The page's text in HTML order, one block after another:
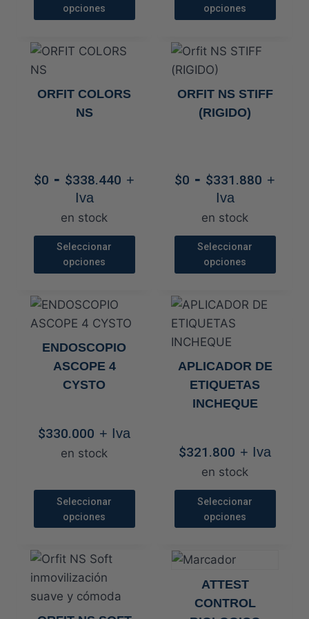
de
de
opciones
producto
variantes.
Las
pueden
elegir
en
la
página
de
opciones
producto
variantes.
Las
pueden
elegir
en
la
página
de
ORFIT COLORS
NS
$0 - $338.440 Rango
desde
hasta
+
Iva
en stock
Seleccionar
opciones
producto
tiene
pueden
elegir
la
página
de
ORFIT NS STIFF
(RIGIDO)
$0 - $331.880
hasta
+
Iva
en stock
Seleccionar
opciones
producto
tiene
múltiples
se
elegir
en
la
página
de
ENDOSCOPIO
ASCOPE 4
CYSTO
$330.000 + Iva
en stock
Seleccionar
opciones
producto
tiene
múltiples
APLICADOR DE
ETIQUETAS
INCHEQUE
$321.800 + Iva
en stock
Seleccionar
opciones
producto
múltiples
variantes.
ATTEST
CONTROL